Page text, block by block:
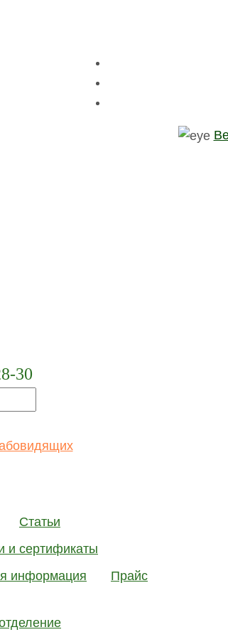
Naida M30-SP
30
Статьи
и сертификаты
информация
Прайс